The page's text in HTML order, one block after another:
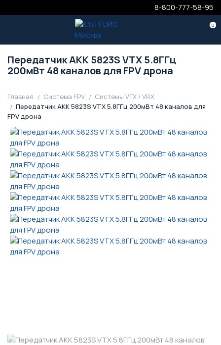
8-800-777-58-95
0
Передатчик AKK 5823S VTX 5.8ГГц
200мВт 48 каналов для FPV дрона
Главная Система FPV
Системы VTX / VRX
Передатчик AKK 5823S VTX 5.8ГГц 200мВт 48 каналов для
FPV дрона